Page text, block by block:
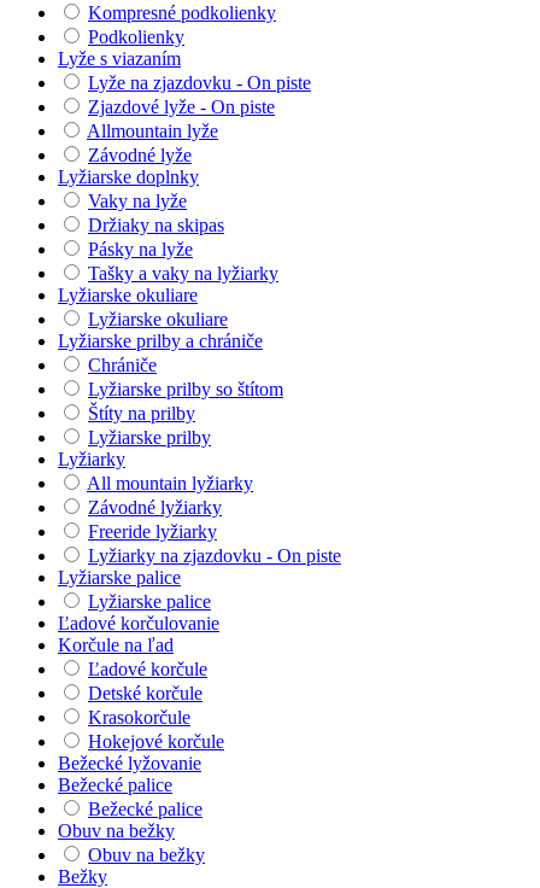
Kompresné podkolienky
Podkolienky
Lyže s viazaním
Lyže na zjazdovku - On piste
Zjazdové lyže - On piste
Allmountain lyže
Závodné lyže
Lyžiarske doplnky
Vaky na lyže
Držiaky na skipas
Pásky na lyže
Tašky a vaky na lyžiarky
Lyžiarske okuliare
Lyžiarske okuliare
Lyžiarske prilby a chrániče
Chrániče
Lyžiarske prilby so štítom
Štíty na prilby
Lyžiarske prilby
Lyžiarky
All mountain lyžiarky
Závodné lyžiarky
Freeride lyžiarky
Lyžiarky na zjazdovku - On piste
Lyžiarske palice
Lyžiarske palice
Ľadové korčulovanie
Korčule na ľad
Ľadové korčule
Detské korčule
Krasokorčule
Hokejové korčule
Bežecké lyžovanie
Bežecké palice
Bežecké palice
Obuv na bežky
Obuv na bežky
Bežky